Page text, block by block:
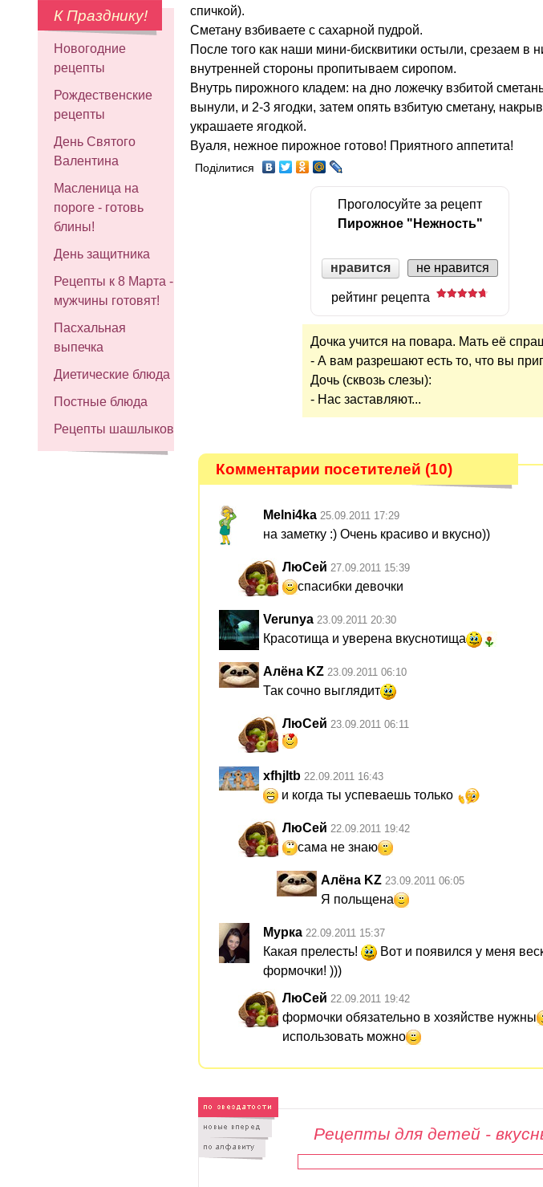
К Празднику!
Новогодние
рецепты
Рождественские
рецепты
День Святого
Валентина
Масленица на
пороге - готовь
блины!
День защитника
Рецепты к 8 Марта -
мужчины готовят!
Пасхальная
выпечка
Диетические блюда
Постные блюда
Рецепты шашлыков
спичкой).
Сметану взбиваете с сахарной пудрой.
После того как наши мини-бисквитики остыли, срезаем
внутренней стороны пропитываем сиропом.
Внутрь пирожного кладем: на дно ложечку взбитой
вынули, и 2-3 ягодки, затем опять взбитую сметану,
украшаете ягодкой.
Вуаля, нежное пирожное готово! Приятного аппетита!
Поділитися
Проголосуйте за рецепт
Пирожное "Нежность"
нравится не нравится
рейтинг рецепта
Дочка учится на повара. Мать её
- А вам разрешают есть то, что вы
Дочь (сквозь слезы):
- Нас заставляют...
Комментарии посетителей (10)
Melni4ka 25.09.2011 17:29
на заметку :) Очень красиво и вкусно))
ЛюСей 27.09.2011 15:39
спасибки девочки
Verunya 23.09.2011 20:30
Красотища и уверена вкуснотища
Алёна KZ 23.09.2011 06:10
Так сочно выглядит
ЛюСей 23.09.2011 06:11
xfhjltb 22.09.2011 16:43
и когда ты успеваешь только
ЛюСей 22.09.2011 19:42
сама не знаю
Алёна KZ 23.09.2011 06:05
Я польщена
Мурка 22.09.2011 15:37
Какая прелесть!
Вот и появился у меня
формочки! )))
ЛюСей 22.09.2011 19:42
формочки обязательно в хозяйстве нужны
использовать можно
Рецепты для детей -